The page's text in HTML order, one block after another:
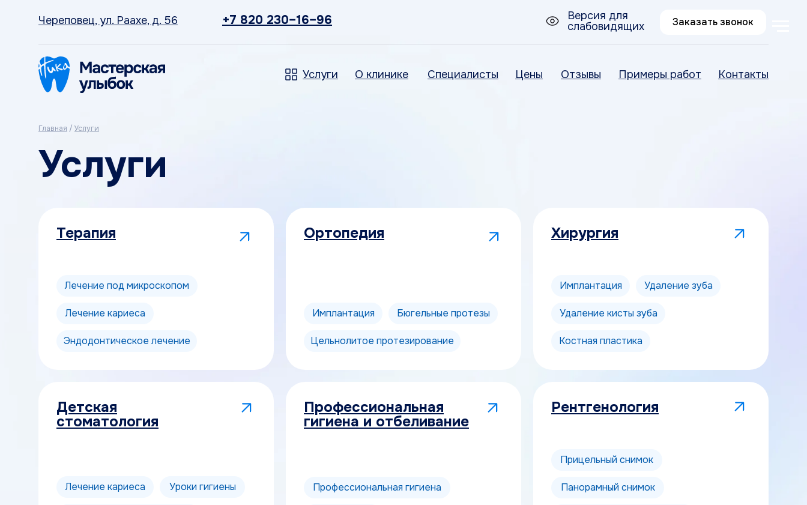
Череповец, ул. Раахе, д. 56 +7 820 230–16–96
Услуги О клинике Специалисты Цены Отзывы Примеры работ Контакты
Заказать звонок
Версия для
слабовидящих
Услуги
Главная / Услуги
Лечение под микроскопом
Терапия
Лечение кариеса
Хирургия
Рентгенология
Ортопедия
Детская
стоматология
Профессиональная
гигиена и отбеливание
Эндодонтическое лечение
Имплантация Бюгельные протезы
Цельнолитое протезирование
Имплантация
Удаление кисты зуба
Костная пластика
Удаление зуба
Лечение кариеса Уроки гигиены Профессиональная гигиена
Прицельный снимок
Панорамный снимок